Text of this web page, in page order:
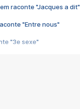
raconte "Jacques a dit"
"Entre nous"
"3e sexe"